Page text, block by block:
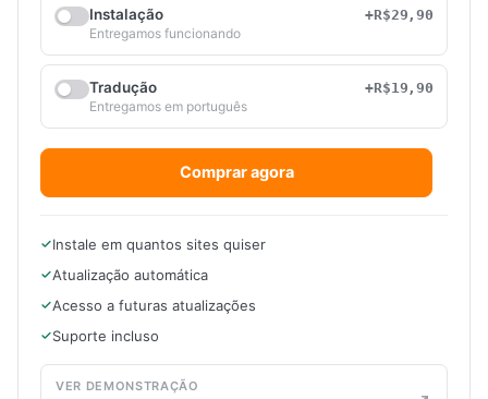
Instalação
+R$29,90
Entregamos funcionando
Tradução
+R$19,90
Entregamos em português
Comprar agora
Instale em quantos sites quiser
Atualização automática
Acesso a futuras atualizações
Suporte incluso
VER DEMONSTRAÇÃO